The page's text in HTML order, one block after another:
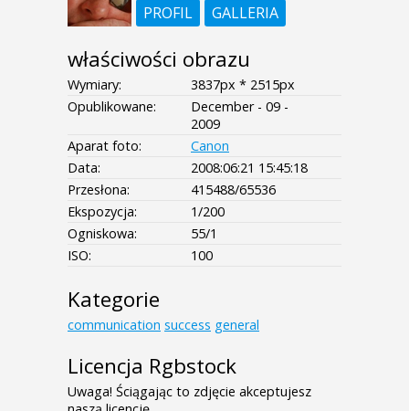
PROFIL
GALLERIA
właściwości obrazu
Wymiary:
3837px * 2515px
Opublikowane:
December - 09 -
2009
Aparat foto:
Canon
Data:
2008:06:21 15:45:18
Przesłona:
415488/65536
Ekspozycja:
1/200
Ogniskowa:
55/1
ISO:
100
Kategorie
communication success general
Licencja Rgbstock
Uwaga! Ściągając to zdjęcie akceptujesz